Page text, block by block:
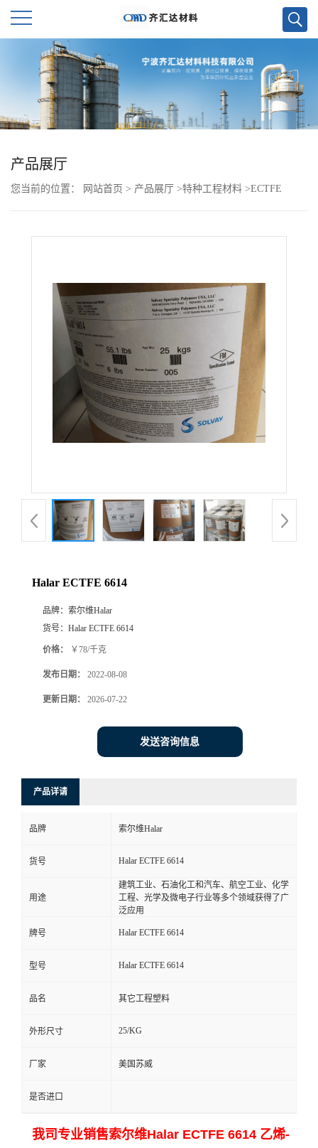
首
页
公
品
厅
系
产品展厅
您当前的位置： 网站首页 > 产品展厅 >特种工程材料 >ECTFE
Halar ECTFE 6614
品牌： 索尔维Halar
货号： Halar ECTFE 6614
价格： ￥78/千克
发布日期： 2022-08-08
更新日期： 2026-07-22
发送咨询信息
产品详请
品牌 索尔维Halar
货号 Halar ECTFE 6614
用途
建筑工业、石油化工和汽车、航空工业、化学
工程、光学及微电子行业等多个领域获得了广
泛应用
牌号 Halar ECTFE 6614
型号 Halar ECTFE 6614
品名 其它工程塑料
外形尺寸 25/KG
厂家 美国苏威
是否进口
我司专业销售索尔维Halar ECTFE 6614 乙烯-